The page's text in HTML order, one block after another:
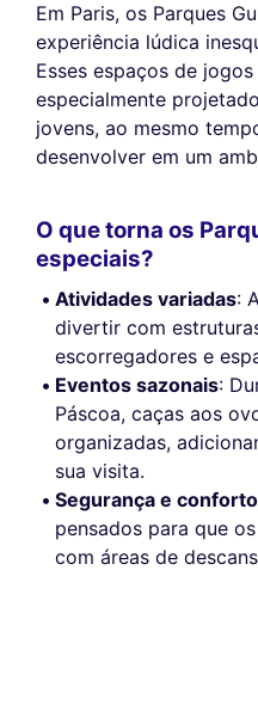
Em Paris, os Parques
experiência lúdica
Esses espaços de
especialmente
jovens, ao mesmo
desenvolver em um
O que torna os
especiais?
Atividades variadas:
divertir com
escorregadores e
Eventos sazonais:
Páscoa, caças aos
organizadas,
sua visita.
Segurança e conforto
pensados para que
com áreas de